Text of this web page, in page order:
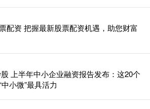
配资 把握最新股票配资机遇，助您财富
上半年中小企业融资报告发布：这20个
小微”最具活力